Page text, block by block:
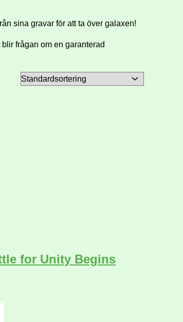
sina gravar för att ta över galaxen!
frågan om en garanterad
for Unity Begins